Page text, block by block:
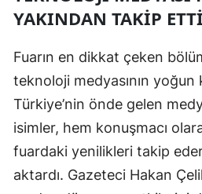
YAKINDAN TAKIP ETTI
Fuarın en dikkat çeken
teknoloji medyasının yoğun
Türkiye’nin önde gelen
isimler, hem konuşmacı
fuardaki yenilikleri takip
aktardı. Gazeteci Hakan